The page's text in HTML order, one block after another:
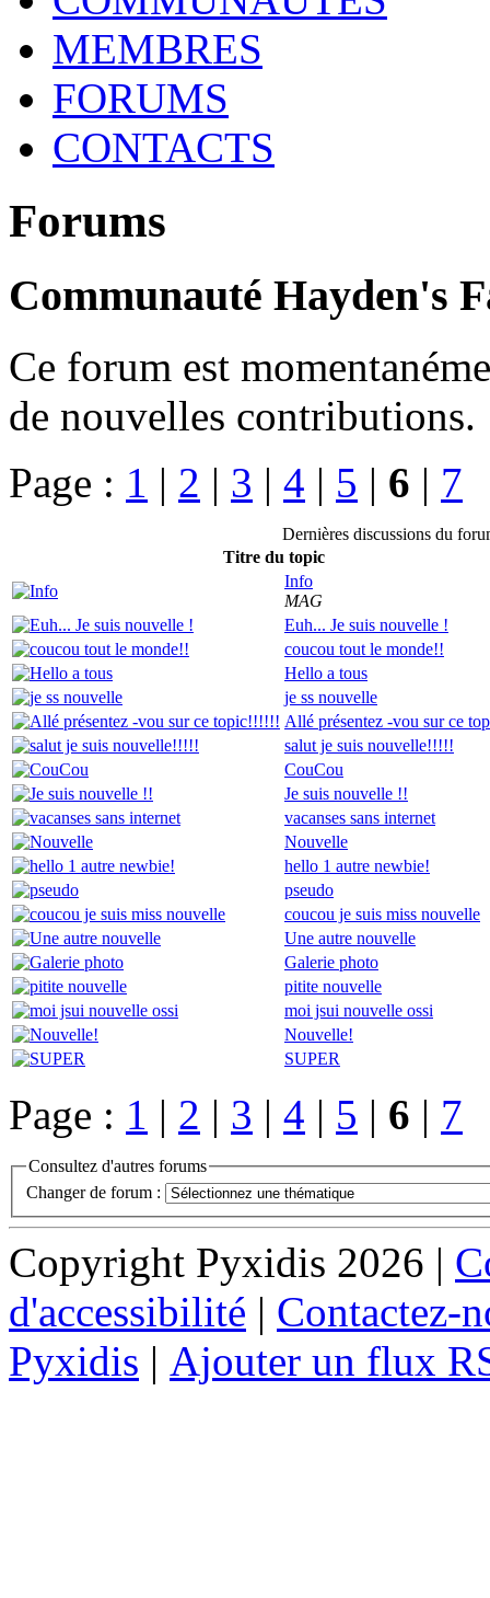
MEMBRES
FORUMS
CONTACTS
Forums
Communauté Hayden's
Ce forum est
de nouvelles contributions.
Page : 1 | 2 | 3 | 4 | 5 | 6 | 7
Dernières discussions du
Titre du topic
Info
MAG
Euh... Je suis nouvelle !
coucou tout le monde!!
Hello a tous
je ss nouvelle
Allé présentez -vou sur ce
salut je suis nouvelle!!!!!
CouCou
Je suis nouvelle !!
vacanses sans internet
Nouvelle
hello 1 autre newbie!
pseudo
coucou je suis miss nouvelle
Une autre nouvelle
Galerie photo
pitite nouvelle
moi jsui nouvelle ossi
Nouvelle!
SUPER
Page : 1 | 2 | 3 | 4 | 5 | 6 | 7
Consultez d'autres forums
Changer de forum :
Copyright Pyxidis 2026 |
d'accessibilité | Contactez-
Pyxidis | Ajouter un flux